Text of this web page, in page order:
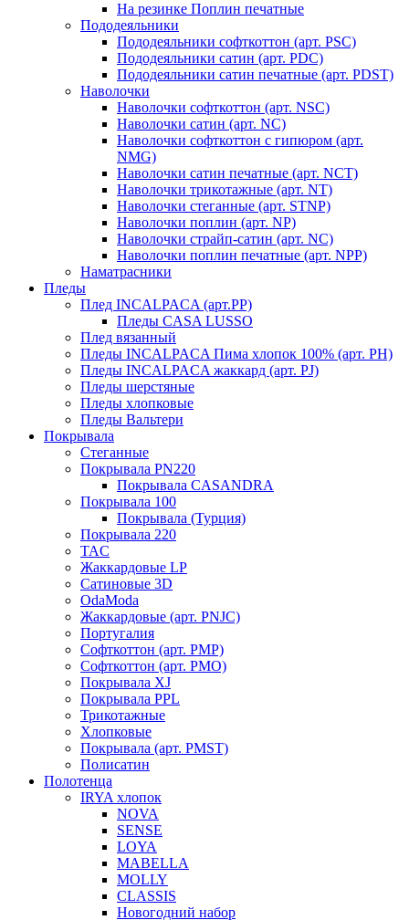
На резинке Поплин печатные
Пододеяльники
Пододеяльники софткоттон (арт. PSC)
Пододеяльники сатин (арт. PDC)
Пододеяльники сатин печатные (арт. PDST)
Наволочки
Наволочки софткоттон (арт. NSC)
Наволочки сатин (арт. NC)
Наволочки софткоттон с гипюром (арт.
NMG)
Наволочки сатин печатные (арт. NCT)
Наволочки трикотажные (арт. NT)
Наволочки стеганные (арт. STNP)
Наволочки поплин (арт. NP)
Наволочки страйп-сатин (арт. NC)
Наволочки поплин печатные (арт. NPP)
Наматрасники
Пледы
Плед INCALPACA (арт.PP)
Пледы CASA LUSSO
Плед вязанный
Пледы INCALPACA Пима хлопок 100% (арт. PH)
Пледы INCALPACA жаккард (арт. PJ)
Пледы шерстяные
Пледы хлопковые
Пледы Вальтери
Покрывала
Стеганные
Покрывала PN220
Покрывала CASANDRA
Покрывала 100
Покрывала (Турция)
Покрывала 220
TAC
Жаккардовые LP
Сатиновые 3D
OdaModa
Жаккардовые (арт. PNJC)
Португалия
Софткоттон (арт. PMP)
Софткоттон (арт. PMO)
Покрывала XJ
Покрывала PPL
Трикотажные
Хлопковые
Покрывала (арт. PMST)
Полисатин
Полотенца
IRYA хлопок
NOVA
SENSE
LOYA
MABELLA
MOLLY
CLASSIS
Новогодний набор